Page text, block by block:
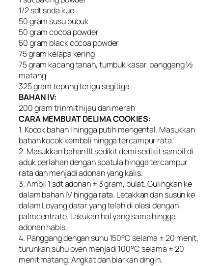
1/2 sdt soda kue
50 gram susu bubuk
50 gram cocoa powder
50 gram black cocoa powder
75 gram kelapa kering
75 gram kacang tanah, tumbuk kasar, panggang ½
matang
325 gram tepung terigu segitiga
BAHAN IV:
200 gram trinmit hijau dan merah
CARA MEMBUAT DELIMA COOKIES:
1. Kocok bahan I hingga putih mengental. Masukkan
bahan kocok kembali hingga tercampur rata.
2. Masukkan bahan III sedikit demi sedikit sambil di
aduk perlahan dengan spatula hingga tercampur
rata dan menjadi adonan yang kalis.
3. Ambil 1 sdt adonan ± 3 gram, bulat. Gulingkan ke
dalam bahan IV hingga rata. Letakkan dan susun ke
dalam Loyang datar yang telah di olesi dengan
palmcentrate. Lakukan hal yang sama hingga
adonan habis.
4. Panggang dengan suhu 150°C selama ± 20 menit,
turunkan suhu oven menjadi 100°C selama ± 20
menit matang. Angkat dan biarkan dingin.